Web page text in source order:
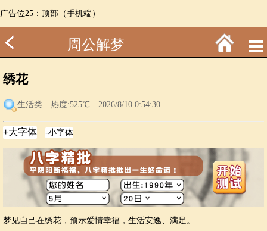
广告位25：顶部（手机端）
周公解梦
绣花
生活类 热度:525℃ 2026/8/10 0:54:30
梦见自己在绣花，预示爱情幸福，生活安逸、满足。